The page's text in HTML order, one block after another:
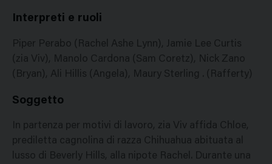
Interpreti e ruoli
Piper Perabo (Rachel Ashe Lynn), Jamie Lee Curtis
(zia Viv), Manolo Cardona (Sam Coretz), Nick Zano
(Bryan), Ali Hillis (Angela), Maury Sterling . (Rafferty)
Soggetto
In partenza per motivi di lavoro, zia Viv affida Chloe,
prediletta cagnolina di razza Chihuahua abituata al
lusso di Beverly Hills, alla nipote Rachel. Durante una